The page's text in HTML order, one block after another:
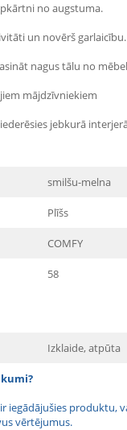
no augstuma.
un novērš garlaicību.
nagus tālu no
mājdzīvniekiem
jebkurā
smilšu-melna
Plīšs
COMFY
58
Izklaide, atpūta
iegādājušies
vērtējumus.